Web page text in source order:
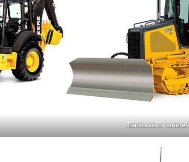
Tractores Topadores